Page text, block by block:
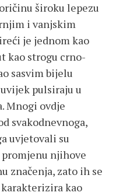
široku lepezu
i vanjskim
je jednom kao
kao strogu crno-
sasvim bijelu
pulsiraju u
Mnogi ovdje
svakodnevnoga,
uvjetovali su
njihove
značenja, zato ih se
kao